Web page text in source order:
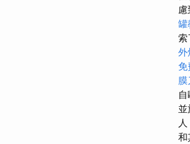
罐
索
外
膜
並
和